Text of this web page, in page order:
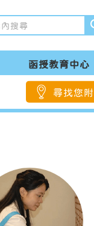
函授教育中心
尋找您